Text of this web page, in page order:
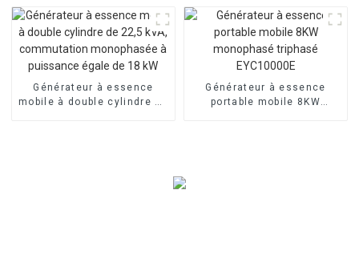
d'ingénierie à LED
pour une utilisation
d'urgence à domicile
Générateur à essence
mobile à double cylindre de
Générateur à essence
portable mobile 8KW